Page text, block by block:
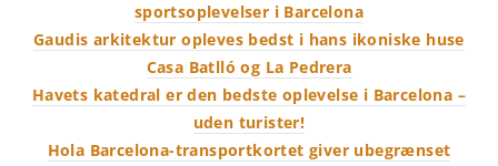
sportsoplevelser i Barcelona
Gaudis arkitektur opleves bedst i hans ikoniske huse
Casa Batlló og La Pedrera
Havets katedral er den bedste oplevelse i Barcelona –
uden turister!
Hola Barcelona-transportkortet giver ubegrænset